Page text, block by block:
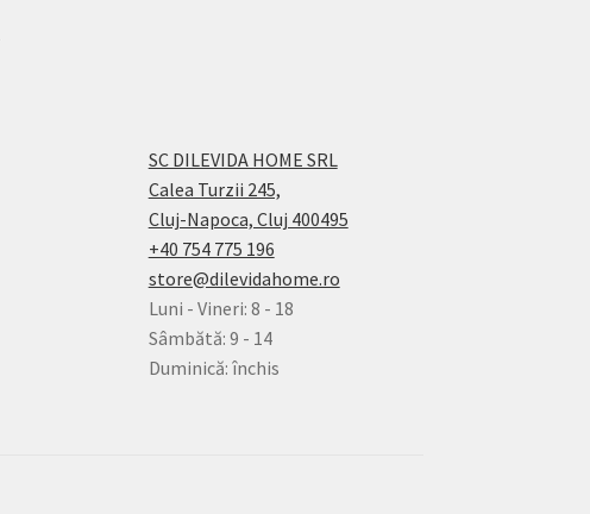
SC DILEVIDA HOME SRL
Calea Turzii 245,
Cluj-Napoca, Cluj 400495
+40 754 775 196
store@dilevidahome.ro
Luni - Vineri: 8 - 18
Sâmbătă: 9 - 14
Duminică: închis